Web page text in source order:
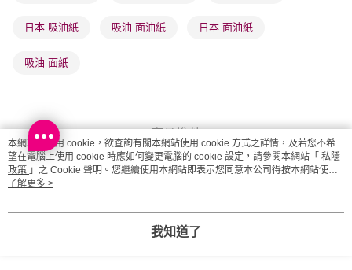
取。逾期會取消訂單，並不會安排重寄
取。逾期會取消訂單，並不會安排重寄
每筆HK$20.00，滿HK$100.00或以上免運費
澳門地區配送 - 確認發貨後1-4個工作天送達
日本 吸油紙 吸油 面油紙 日本 面油紙
吸油 面紙
商品推薦
客服
本網站中使用 cookie，欲查詢有關本網站使用 cookie 方式之詳情，及若您不希
望在電腦上使用 cookie 時應如何變更電腦的 cookie 設定，請參閱本網站「 私隱
政策 」之 Cookie 聲明。您繼續使用本網站即表示您同意本公司得按本網站使用
條款之 Cookie 聲明使用 cookie。
了解更多 >
我知道了